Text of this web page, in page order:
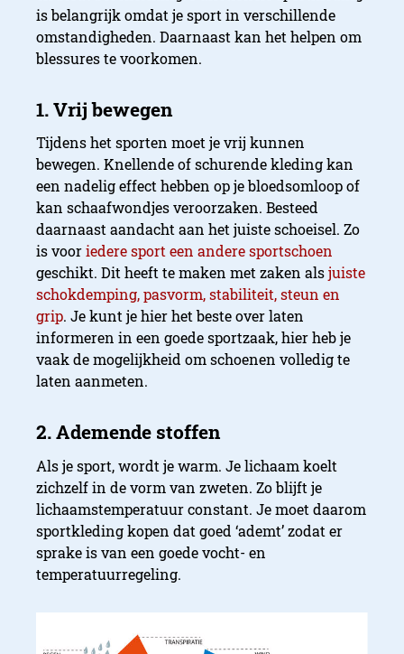
is belangrijk omdat je sport in verschillende
omstandigheden. Daarnaast kan het helpen om
blessures te voorkomen.
Tijdens het sporten moet je vrij kunnen
bewegen. Knellende of schurende kleding kan
een nadelig effect hebben op je bloedsomloop of
kan schaafwondjes veroorzaken. Besteed
daarnaast aandacht aan het juiste schoeisel. Zo
is vooriedere sport een andere sportschoen
geschikt. Dit heeft te maken met zaken alsjuiste
schokdemping, pasvorm, stabiliteit, steun en
grip. Je kunt je hier het beste over laten
informeren in een goede sportzaak, hier heb je
vaak de mogelijkheid om schoenen volledig te
laten aanmeten.
Als je sport, wordt je warm. Je lichaam koelt
zichzelf in de vorm van zweten. Zo blijft je
lichaamstemperatuur constant. Je moet daarom
sportkleding kopen dat goed ‘ademt’ zodat er
sprake is van een goede vocht- en
temperatuurregeling.